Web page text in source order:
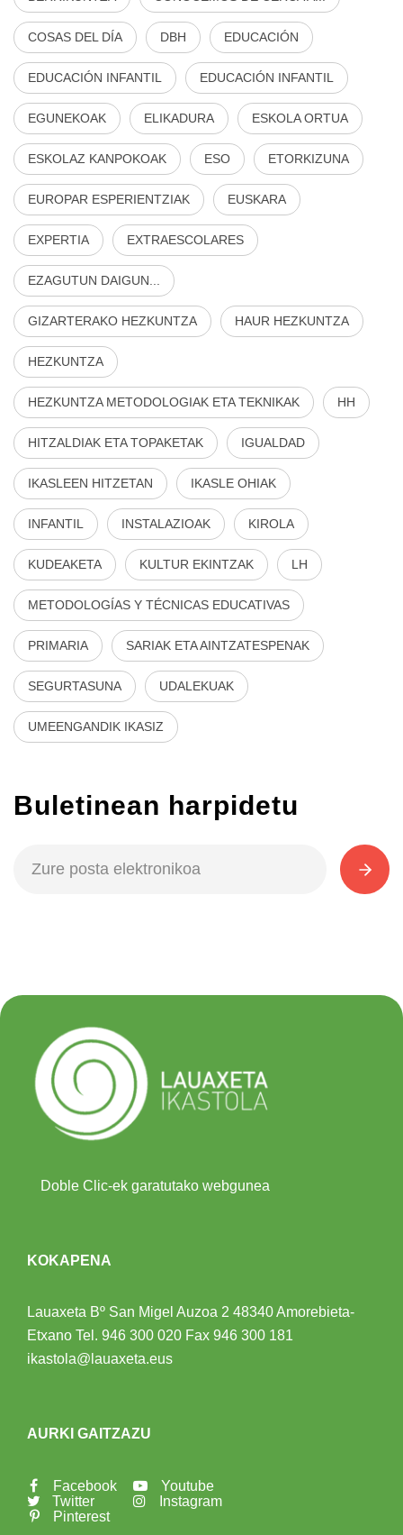
COSAS DEL DÍA DBH EDUCACIÓN
EDUCACIÓN INFANTIL EDUCACIÓN INFANTIL
EGUNEKOAK ELIKADURA ESKOLA ORTUA
ESKOLAZ KANPOKOAK ESO ETORKIZUNA
EUROPAR ESPERIENTZIAK EUSKARA
EXPERTIA EXTRAESCOLARES
EZAGUTUN DAIGUN...
GIZARTERAKO HEZKUNTZA HAUR HEZKUNTZA
HEZKUNTZA
HEZKUNTZA METODOLOGIAK ETA TEKNIKAK HH
HITZALDIAK ETA TOPAKETAK IGUALDAD
IKASLEEN HITZETAN IKASLE OHIAK
INFANTIL INSTALAZIOAK KIROLA
KUDEAKETA KULTUR EKINTZAK LH
METODOLOGÍAS Y TÉCNICAS EDUCATIVAS
PRIMARIA SARIAK ETA AINTZATESPENAK
SEGURTASUNA UDALEKUAK
UMEENGANDIK IKASIZ
Buletinean harpidetu
Doble Clic-ek garatutako webgunea
KOKAPENA
Lauaxeta Bº San Migel Auzoa 2 48340 Amorebieta-
Etxano Tel. 946 300 020 Fax 946 300 181
ikastola@lauaxeta.eus
AURKI GAITZAZU
Facebook
Twitter
Pinterest
Youtube
Instagram